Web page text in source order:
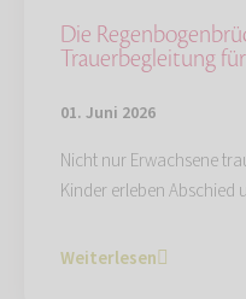
Die
Trauerbegleitung
01. Juni 2026
Nicht nur Erwachsene
Kinder erleben Abschied
Weiterlesen